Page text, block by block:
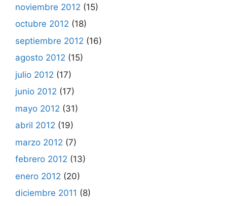
noviembre 2012 (15)
octubre 2012 (18)
septiembre 2012 (16)
agosto 2012 (15)
julio 2012 (17)
junio 2012 (17)
mayo 2012 (31)
abril 2012 (19)
marzo 2012 (7)
febrero 2012 (13)
enero 2012 (20)
diciembre 2011 (8)